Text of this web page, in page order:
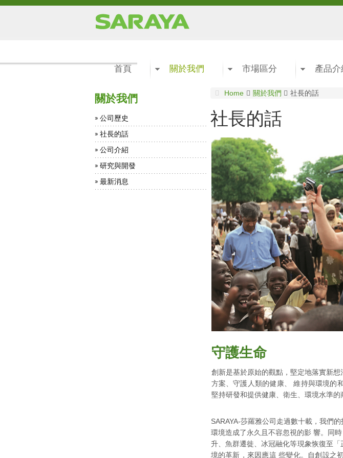
首頁 關於我們 市場區分 產品介
關於我們
公司歷史
社長的話
公司介紹
研究與開發
最新消息
Home 關於我們 社長的話
社長的話
守護生命
創新是基於原始的觀點，堅定地落實新
方案、守護人類的健康、 維持與環境的
堅持研發和提供健康、衛生、環境水準的
SARAYA-莎羅雅公司走過數十載，我們
環境造成了永久且不容忽視的影 響。同
升、魚群遷徙、冰冠融化等現象恢復至
境的革新，來因應這 些變化。自創設之